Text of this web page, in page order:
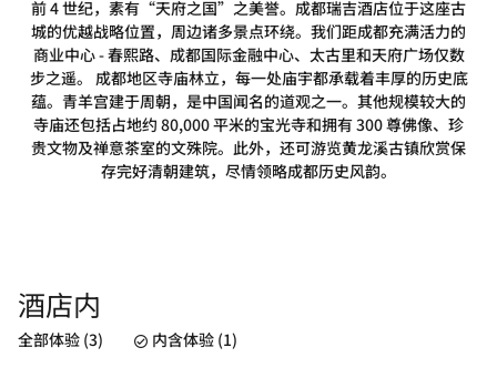
前 4 世纪，素有“天府之国”之美誉。成都瑞吉酒店位于这座古
城的优越战略位置，周边诸多景点环绕。我们距成都充满活力的
商业中心 - 春熙路、成都国际金融中心、太古里和天府广场仅数
步之遥。 成都地区寺庙林立，每一处庙宇都承载着丰厚的历史底
蕴。青羊宫建于周朝，是中国闻名的道观之一。其他规模较大的
寺庙还包括占地约 80,000 平米的宝光寺和拥有 300 尊佛像、珍
贵文物及禅意茶室的文殊院。此外，还可游览黄龙溪古镇欣赏保
存完好清朝建筑，尽情领略成都历史风韵。
酒店内
全部体验 (3) 内含体验 (1)